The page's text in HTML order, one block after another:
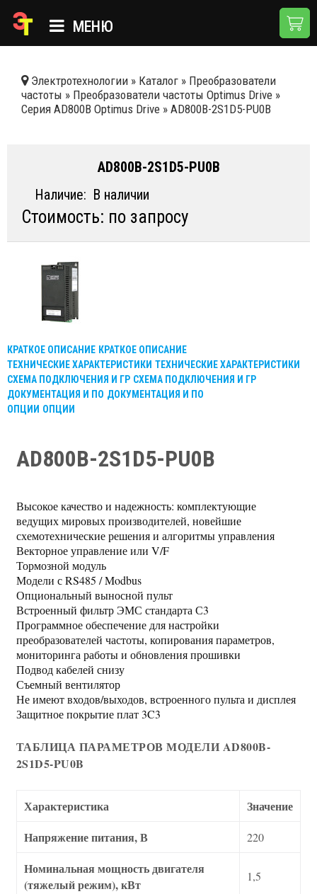
МЕНЮ
КАТАЛОГ
НОВОСТИ
ДОСТАВКА И ОПЛАТА
КОНТАКТЫ
Электротехнологии » Каталог » Преобразователи
частоты » Преобразователи частоты Optimus Drive »
Серия AD800B Optimus Drive » AD800B-2S1D5-PU0B
AD800B-2S1D5-PU0B
Наличие: В наличии
Стоимость: по запросу
КРАТКОЕ ОПИСАНИЕ КРАТКОЕ ОПИСАНИЕ
ТЕХНИЧЕСКИЕ ХАРАКТЕРИСТИКИ ТЕХНИЧЕСКИЕ ХАРАКТЕРИСТИКИ
СХЕМА ПОДКЛЮЧЕНИЯ И ГР СХЕМА ПОДКЛЮЧЕНИЯ И ГР
ДОКУМЕНТАЦИЯ И ПО ДОКУМЕНТАЦИЯ И ПО
ОПЦИИ ОПЦИИ
AD800B-2S1D5-PU0B
Высокое качество и надежность: комплектующие
ведущих мировых производителей, новейшие
схемотехнические решения и алгоритмы управления
Векторное управление или V/F
Тормозной модуль
Модели с RS485 / Modbus
Опциональный выносной пульт
Встроенный фильтр ЭМС стандарта С3
Программное обеспечение для настройки
преобразователей частоты, копирования параметров,
мониторинга работы и обновления прошивки
Подвод кабелей снизу
Съемный вентилятор
Не имеют входов/выходов, встроенного пульта и дисплея
Защитное покрытие плат 3C3
ТАБЛИЦА ПАРАМЕТРОВ МОДЕЛИ AD800B-
2S1D5-PU0B
Характеристика
Значение
Напряжение питания, В
220
Номинальная мощность двигателя
(тяжелый режим), кВт
1,5